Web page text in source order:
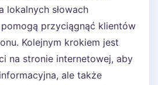
lokalnych słowach
przyciągnąć klientów
Kolejnym krokiem jest
na stronie internetowej, aby
ale także